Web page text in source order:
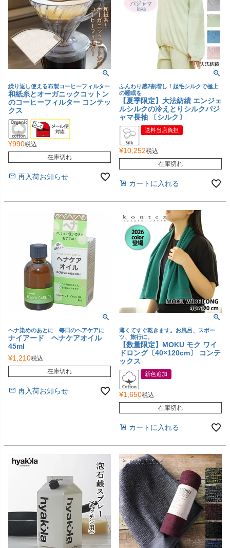
繰り返し使える布製コーヒーフィルター
和紙糸とオーガニックコットン
のコーヒーフィルター コンテッ
クス
¥990税込
在庫切れ
再入荷お知らせ
ふんわり感2割増し！起毛シルクで極上
の睡眠を
【夏季限定】大法紡績 エンジェ
ルシルクの冷えとりシルクパジ
ャマ長袖 〔シルク〕
送料当店負担
¥10,252税込
在庫切れ
カートに入れる
ヘナ染めのあとに 毎日のヘアケアに
ナイアード ヘナケアオイル
45ml
¥1,210税込
在庫切れ
再入荷お知らせ
薄くてすぐ乾きます。お風呂、スポー
ツ、旅行に。
【数量限定】MOKU モク ワイ
ドロング〔40×120cm〕 コンテ
ックス
新色追加
¥1,650税込
在庫切れ
カートに入れる